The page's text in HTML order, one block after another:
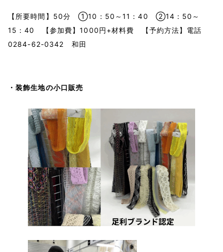
【所要時間】50分 ①10：50～11：40 ②14：50～
15：40 【参加費】1000円+材料費 【予約方法】電話
0284-62-0342 和田
・装飾生地の小口販売